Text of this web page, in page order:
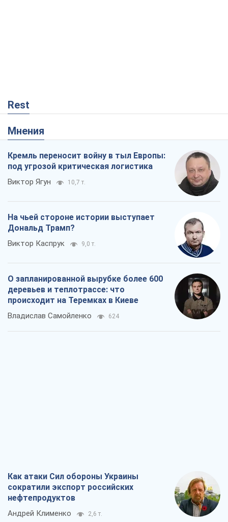
Rest
Мнения
Кремль переносит войну в тыл Европы:
под угрозой критическая логистика
Виктор Ягун 10,7 т.
На чьей стороне истории выступает
Дональд Трамп?
Виктор Каспрук 9,0 т.
О запланированной вырубке более 600
деревьев и теплотрассе: что
происходит на Теремках в Киеве
Владислав Самойленко 624
Как атаки Сил обороны Украины
сократили экспорт российских
нефтепродуктов
Андрей Клименко 2,6 т.